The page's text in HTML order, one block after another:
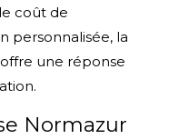
coût de
personnalisée, la
offre une réponse
Normazur